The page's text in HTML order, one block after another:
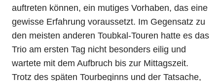
auftreten können, ein mutiges Vorhaben, das eine
gewisse Erfahrung voraussetzt. Im Gegensatz zu
den meisten anderen Toubkal-Touren hatte es das
Trio am ersten Tag nicht besonders eilig und
wartete mit dem Aufbruch bis zur Mittagszeit.
Trotz des späten Tourbeginns und der Tatsache,